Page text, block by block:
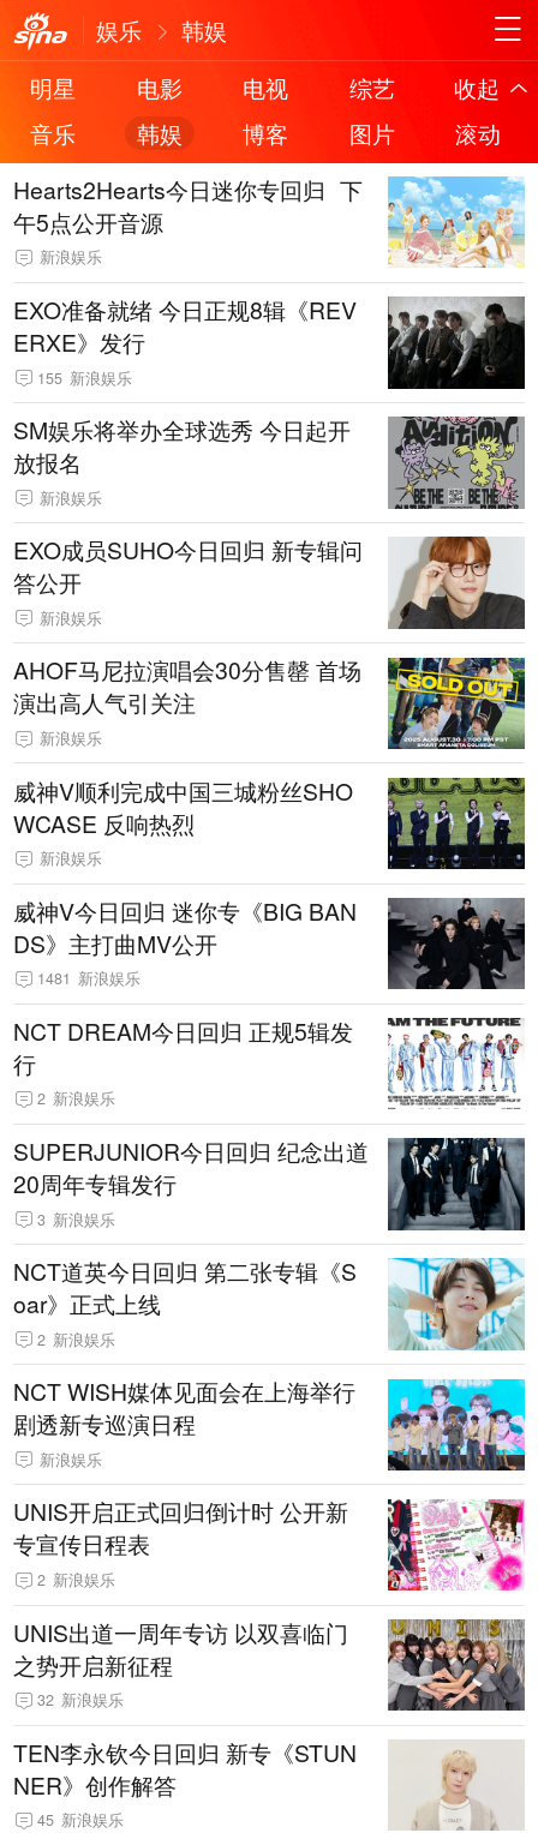
娱乐
韩娱
明星
电影 电视 综艺
收起
音乐
韩娱 博客 图片
滚动
Hearts2Hearts今日迷你专回归 下
午5点公开音源
新浪娱乐
EXO准备就绪 今日正规8辑《REV
ERXE》发行
155 新浪娱乐
SM娱乐将举办全球选秀 今日起开
放报名
新浪娱乐
EXO成员SUHO今日回归 新专辑问
答公开
新浪娱乐
AHOF马尼拉演唱会30分售罄 首场
演出高人气引关注
新浪娱乐
威神V顺利完成中国三城粉丝SHO
WCASE 反响热烈
新浪娱乐
威神V今日回归 迷你专《BIG BAN
DS》主打曲MV公开
1481 新浪娱乐
NCT DREAM今日回归 正规5辑发
行
2 新浪娱乐
SUPERJUNIOR今日回归 纪念出道
20周年专辑发行
3 新浪娱乐
NCT道英今日回归 第二张专辑《S
oar》正式上线
2 新浪娱乐
NCT WISH媒体见面会在上海举行
剧透新专巡演日程
新浪娱乐
UNIS开启正式回归倒计时 公开新
专宣传日程表
2 新浪娱乐
UNIS出道一周年专访 以双喜临门
之势开启新征程
32 新浪娱乐
TEN李永钦今日回归 新专《STUN
NER》创作解答
45 新浪娱乐